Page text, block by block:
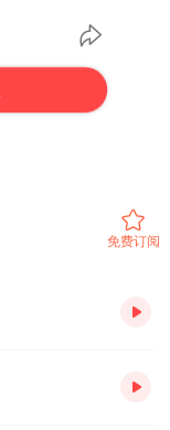
免费订阅